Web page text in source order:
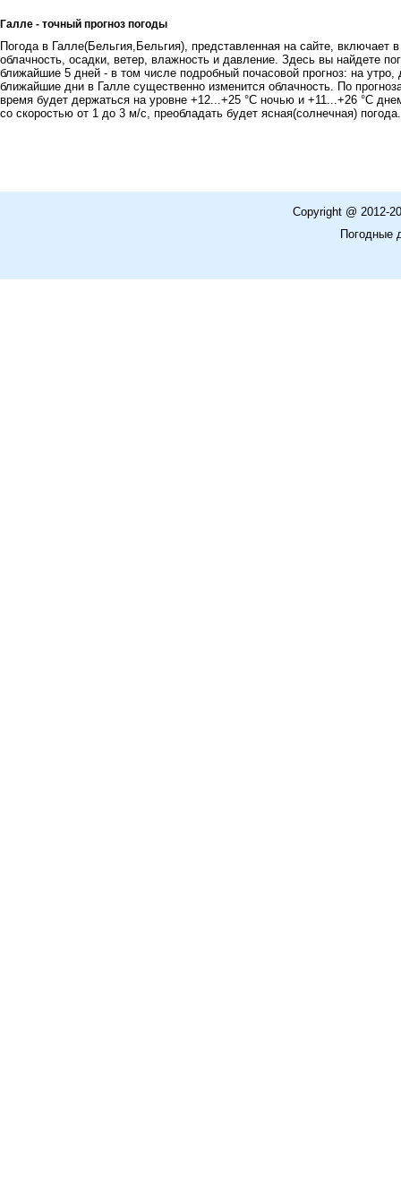
Галле - точный прогноз погоды
Погода в Галле(Бельгия,Бельгия), представленная на сайте, включает
облачность, осадки, ветер, влажность и давление. Здесь вы найдете
ближайшие 5 дней - в том числе подробный почасовой прогноз: на
ближайшие дни в Галле существенно изменится облачность. По
время будет держаться на уровне +12...+25 °C ночью и +11...+26 °C
со скоростью от 1 до 3 м/с, преобладать будет ясная(солнечная)
Copyright @ 2012-
Погодные